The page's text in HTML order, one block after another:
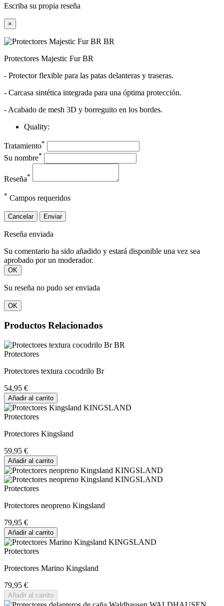
Escriba su propia reseña
×
Protectores Majestic Fur BR
- Protector flexible para las patas delanteras y traseras.
- Carcasa sintética integrada para una óptima protección.
- Acabado de mesh 3D y borreguito en los bordes.
Quality:
Tratamiento*
Su nombre*
Reseña*
* Campos requeridos
Cancelar Enviar
Reseña enviada
Su comentario ha sido añadido y estará disponible una vez sea
aprobado por un moderador.
OK
Su reseña no pudo ser enviada
OK
Productos Relacionados
Protectores
Protectores textura cocodrilo Br
54,95 €
Añadir al carrito
Protectores
Protectores Kingsland
59,95 €
Añadir al carrito
Protectores
Protectores neopreno Kingsland
79,95 €
Añadir al carrito
Protectores
Protectores Marino Kingsland
79,95 €
Añadir al carrito